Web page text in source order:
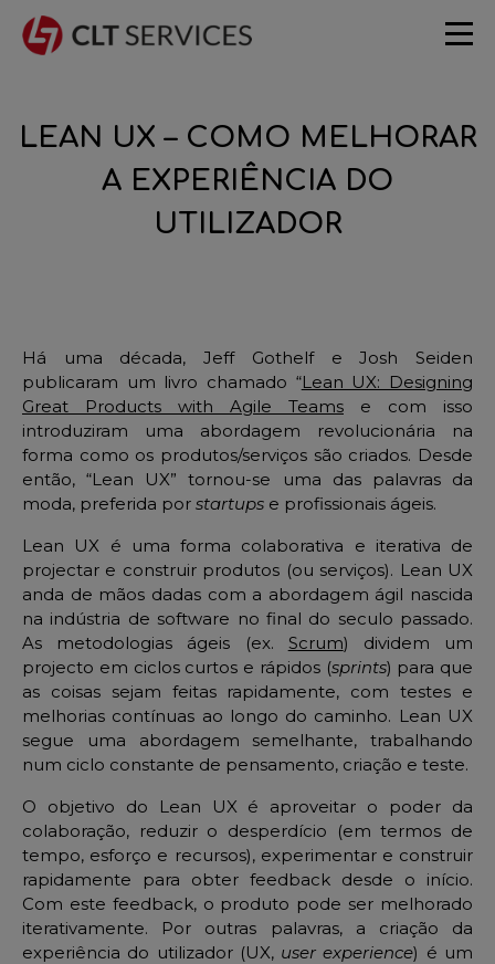
LEAN UX – COMO MELHORAR
A EXPERIÊNCIA DO
UTILIZADOR
Há uma década, Jeff Gothelf e Josh Seiden
publicaram um livro chamado “Lean UX: Designing
Great Products with Agile Teams e com isso
introduziram uma abordagem revolucionária na
forma como os produtos/serviços são criados. Desde
então, “Lean UX” tornou-se uma das palavras da
moda, preferida por startups e profissionais ágeis.
Lean UX é uma forma colaborativa e iterativa de
projectar e construir produtos (ou serviços). Lean UX
anda de mãos dadas com a abordagem ágil nascida
na indústria de software no final do seculo passado.
As metodologias ágeis (ex. Scrum) dividem um
projecto em ciclos curtos e rápidos (sprints) para que
as coisas sejam feitas rapidamente, com testes e
melhorias contínuas ao longo do caminho. Lean UX
segue uma abordagem semelhante, trabalhando
num ciclo constante de pensamento, criação e teste.
O objetivo do Lean UX é aproveitar o poder da
colaboração, reduzir o desperdício (em termos de
tempo, esforço e recursos), experimentar e construir
rapidamente para obter feedback desde o início.
Com este feedback, o produto pode ser melhorado
iterativamente. Por outras palavras, a criação da
experiência do utilizador (UX, user experience) é um